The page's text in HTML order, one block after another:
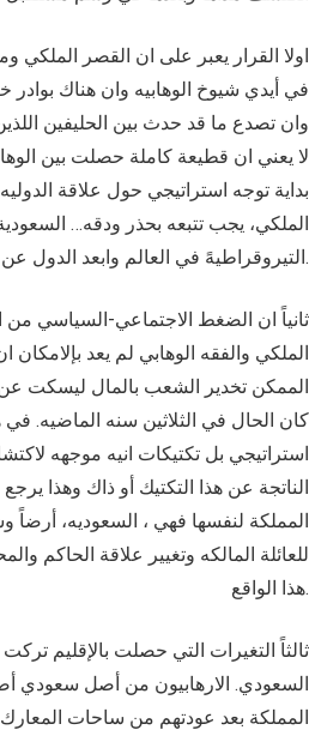
اولا القرار يعبر على ان القصر الملكي
في أيدي شيوخ الوهابيه وان هناك بوادر
وان تصدع ما قد حدث بين الحليفين
لا يعني ان قطيعة كاملة حصلت بين
بداية توجه استراتيجي حول علاقة
الملكي، يجب تتبعه بحذر ودقه…
التيروقراطيهً في العالم وابعد الدول عن حقوق الانسان والديمقراطيه.
ثانياً ان الضغط الاجتماعي-السياسي
الملكي والفقه الوهابي لم يعد
الممكن تخدير الشعب بالمال ليسكت عن
كان الحال في الثلاثين سنه الماضيه.
استراتيجي بل تكتيكات انيه موجهه
الناتجة عن هذا التكتيك أو ذاك وهذا
المملكة لنفسها فهي ، السعوديه، أرضاً
للعائلة المالكه وتغيير علاقة الحاكم
هذا الواقع.
ثالثاً التغيرات التي حصلت بالإقليم
السعودي. الارهابيون من أصل سعودي
المملكة بعد عودتهم من ساحات